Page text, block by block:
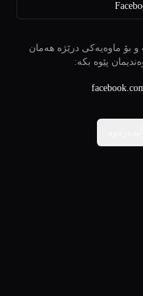
و بۆ ماوەیەکی درێژە هەمان
پێوە بکە: